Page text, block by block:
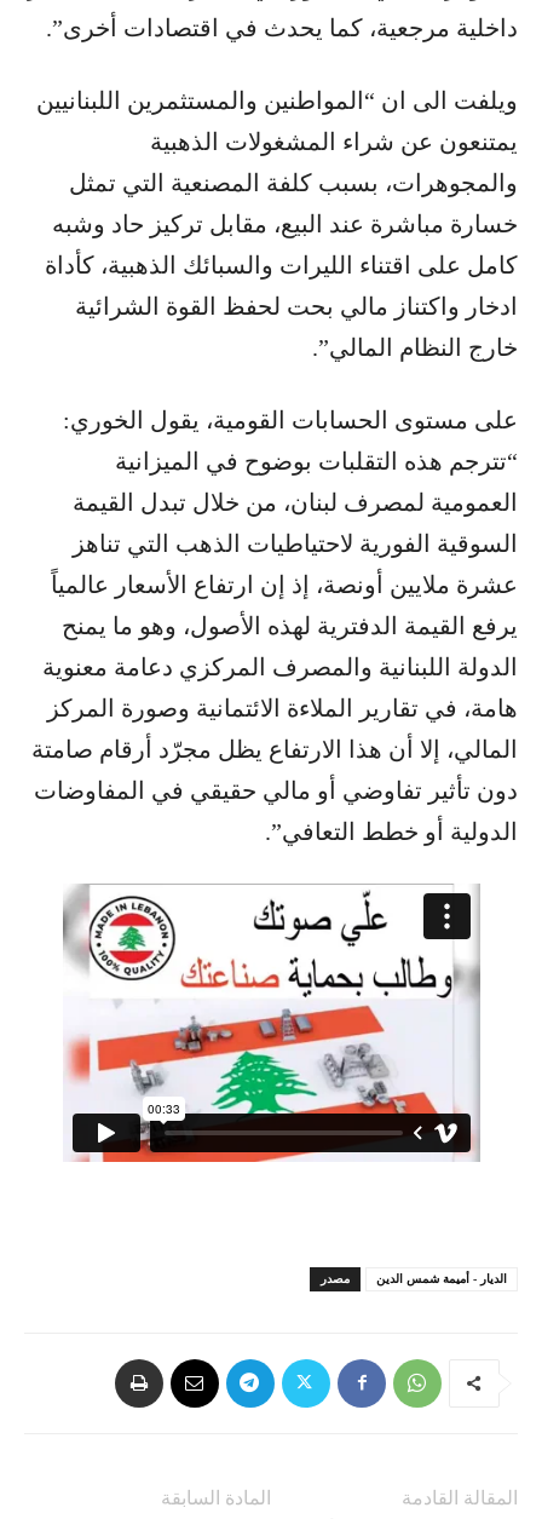
داخلية مرجعية، كما يحدث في اقتصادات أخرى”.
ويلفت الى ان “المواطنين والمستثمرين اللبنانيين
يمتنعون عن شراء المشغولات الذهبية
والمجوهرات، بسبب كلفة المصنعية التي تمثل
خسارة مباشرة عند البيع، مقابل تركيز حاد وشبه
كامل على اقتناء الليرات والسبائك الذهبية، كأداة
ادخار واكتناز مالي بحت لحفظ القوة الشرائية
خارج النظام المالي”.
على مستوى الحسابات القومية، يقول الخوري:
“تترجم هذه التقلبات بوضوح في الميزانية
العمومية لمصرف لبنان، من خلال تبدل القيمة
السوقية الفورية لاحتياطيات الذهب التي تناهز
عشرة ملايين أونصة، إذ إن ارتفاع الأسعار عالمياً
يرفع القيمة الدفترية لهذه الأصول، وهو ما يمنح
الدولة اللبنانية والمصرف المركزي دعامة معنوية
هامة، في تقارير الملاءة الائتمانية وصورة المركز
المالي، إلا أن هذا الارتفاع يظل مجرّد أرقام صامتة
دون تأثير تفاوضي أو مالي حقيقي في المفاوضات
الدولية أو خطط التعافي”.
مصدر الديار - أميمة شمس الدين
المادة السابقة
المقالة القادمة